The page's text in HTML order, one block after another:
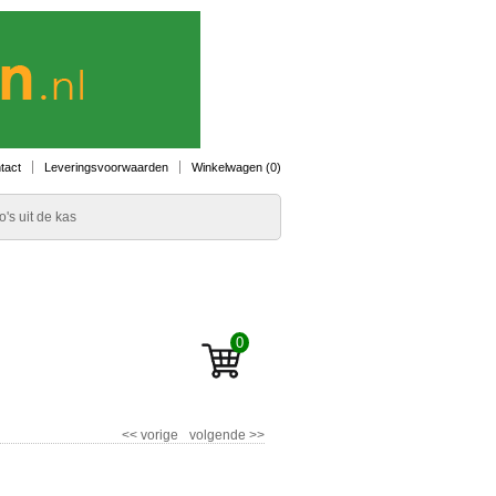
Leveringsvoorwaarden Winkelwagen (0)
uit de kas
0
volgende >>
<< vorige